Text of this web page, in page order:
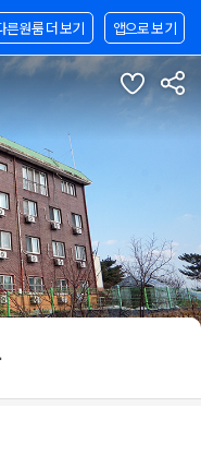
앱으로 보기
른원룸 더 보기